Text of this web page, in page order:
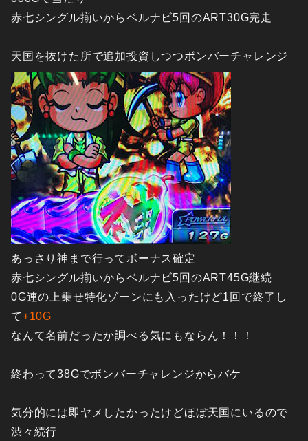
赤七シングル揃いからベルナビ5回のART30G完走
天国を抜けた所で追加投資しつつボンバーチャレンジ
あっさり神まで行ってボーナス確定
赤七シングル揃いからベルナビ5回のART45G継続
0G連の上乗せ特化ゾーンにも入ったけど1回で終了し
て+10G
なんて名前だったか調べる気にもならん！！！
終わって38Gでボンバーチャレンジからバケ
気分的には即ヤメしたかったけどほぼ天国にいるので
渋々続行